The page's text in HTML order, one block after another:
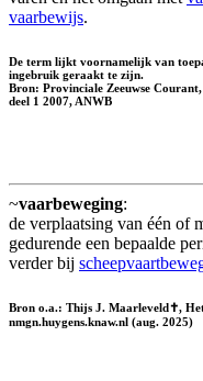
vaarbewijs.
De term lijkt voornamelijk van
ingebruik geraakt te zijn.
Bron: Provinciale Zeeuwse
deel 1 2007, ANWB
~vaarbeweging:
de verplaatsing van één of
gedurende een bepaalde
verder bij
Bron o.a.: Thijs J. Maarleveld✝,
nmgn.huygens.knaw.nl (aug. 2025)